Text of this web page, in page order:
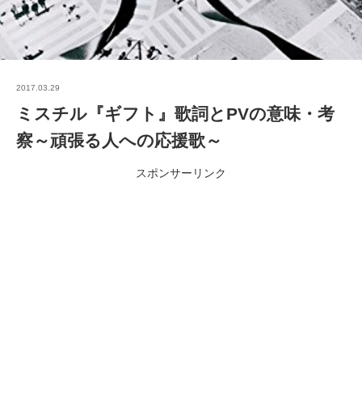
2017.03.29
ミスチル『ギフト』歌詞とPVの意味・考
察～頑張る人への応援歌～
スポンサーリンク